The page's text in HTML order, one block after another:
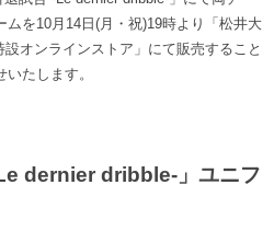
ムを10月14日(月・祝)19時より「松井大
オンラインストア」にて販売すること
たします。
dernier dribble-」ユニフ